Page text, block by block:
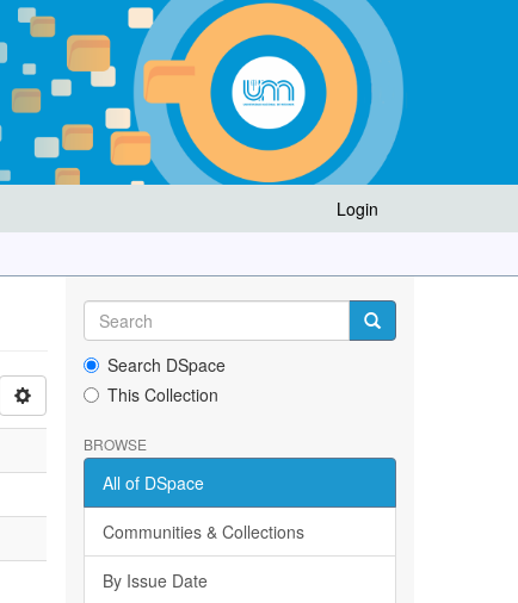
Login
Search DSpace
This Collection
BROWSE
All of DSpace
Communities & Collections
By Issue Date